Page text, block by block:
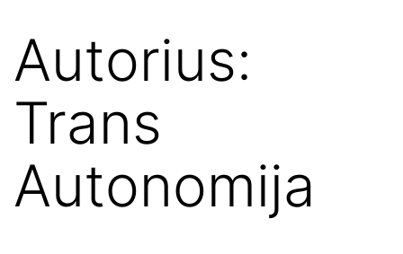
Autorius:
Trans
Autonomija